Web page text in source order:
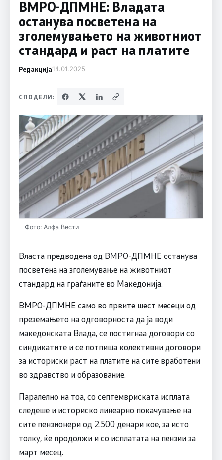
ВМРО-ДПМНЕ: Владата
останува посветена на
зголемувањето на животниот
стандард и раст на платите
Редакција14.01.2025
СПОДЕЛИ:
Фото: Алфа Вести
Власта предводена од ВМРО-ДПМНЕ останува
посветена на зголемување на животниот
стандард на граѓаните во Македонија.
ВМРО-ДПМНЕ само во првите шест месеци од
преземањето на одговорноста да ја води
македонската Влада, се постигнаа договори со
синдикатите и се потпиша колективни договори
за историски раст на платите на сите вработени
во здравство и образование.
Паралелно на тоа, со септемвриската исплата
следеше и историско линеарно покачување на
сите пензионери од 2.500 денари кое, за исто
толку, ќе продолжи и со исплатата на пензии за
март месец.